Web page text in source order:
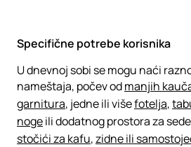
Specifične potrebe korisnika
U dnevnoj sobi se mogu naći
nameštaja, počev odmanjih
garnitura, jedne ili višefotelja,
nogeili dodatnog prostora za
stočići za kafu,zidne ili